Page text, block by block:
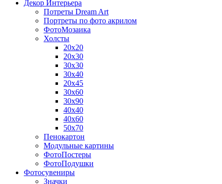
Декор Интерьера
Потреты Dream Art
Портреты по фото акрилом
ФотоМозаика
Холсты
20х20
20х30
30х30
30х40
20х45
30х60
30х90
40х40
40х60
50х70
Пенокартон
Модульные картины
ФотоПостеры
ФотоПодушки
Фотоcувениры
Значки